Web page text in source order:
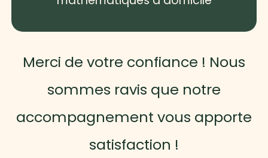
Merci de votre confiance ! Nous
sommes ravis que notre
accompagnement vous apporte
satisfaction !